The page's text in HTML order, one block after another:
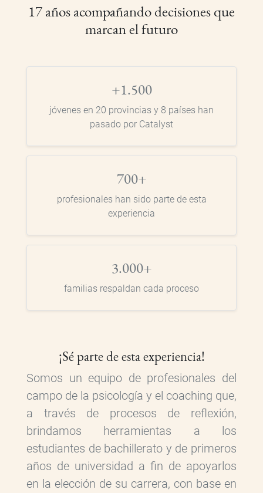
17 años acompañando decisiones que
marcan el futuro
+1.500
jóvenes en 20 provincias y 8 países han
pasado por Catalyst
700+
profesionales han sido parte de esta
experiencia
3.000+
familias respaldan cada proceso
¡Sé parte de esta experiencia!
Somos un equipo de profesionales del
campo de la psicología y el coaching que,
a través de procesos de reflexión,
brindamos herramientas a los
estudiantes de bachillerato y de primeros
años de universidad a fin de apoyarlos
en la elección de su carrera, con base en